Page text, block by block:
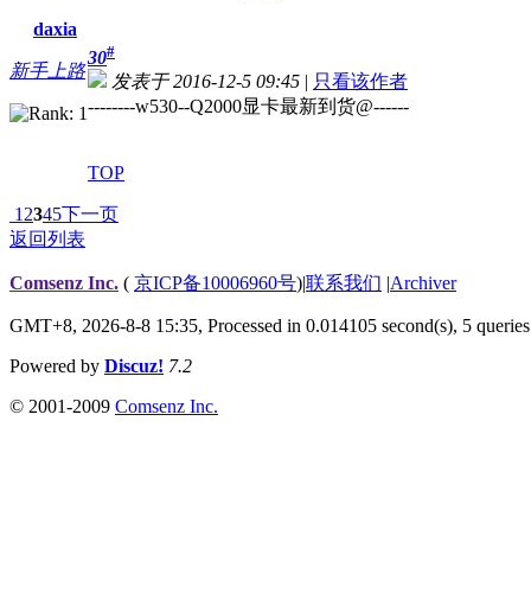
daxia
新手上路
30#
发表于 2016-12-5 09:45 | 只看该作者
--------w530--Q2000显卡最新到货@------
TOP
1 2345下一页
返回列表
Comsenz Inc. ( 京ICP备10006960号)|联系我们 |Archiver
GMT+8, 2026-8-8 15:35, Processed in 0.014105 second(s), 5 queries
Powered by Discuz! 7.2
© 2001-2009 Comsenz Inc.